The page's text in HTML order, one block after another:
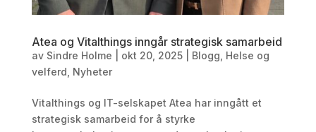
Atea og Vitalthings inngår strategisk samarbeid
av Sindre Holme okt 20, 2025| Blogg Helse og
velferd Nyheter
Vitalthings og IT-selskapet Atea har inngått et
strategisk samarbeid for å styrke